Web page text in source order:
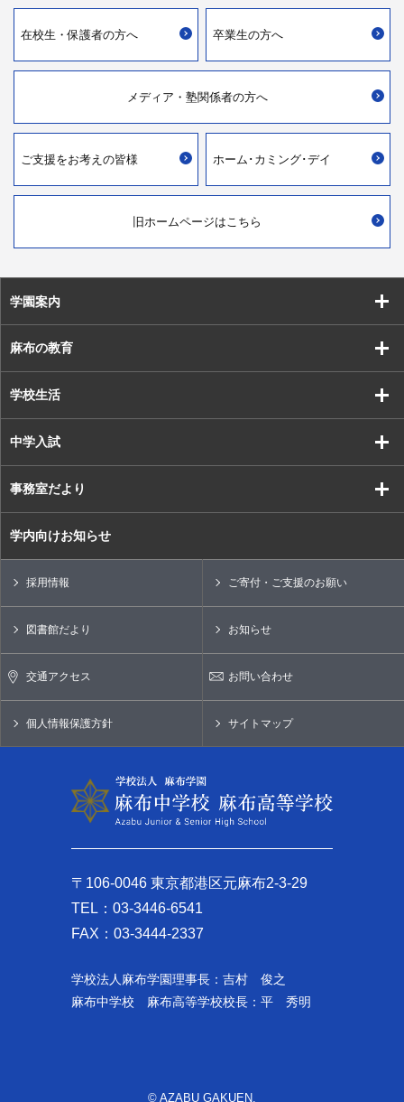
在校生・保護者の方へ 卒業生の方へ
メディア・ 塾関係者の方へ
ご支援をお考えの皆様 ホーム･カミング･デイ
旧ホームページはこちら
学園案内
麻布の教育
学校生活
中学入試
事務室だより
学内向けお知らせ
採用情報 ご寄付・ご支援のお願い
図書館だより お知らせ
交通アクセス お問い合わせ
個人情報保護方針 サイトマップ
〒106-0046 東京都港区元麻布2-3-29
TEL：03-3446-6541
FAX：03-3444-2337
学校法人麻布学園理事長：吉村 俊之
麻布中学校 麻布高等学校校長：平 秀明
© AZABU GAKUEN.